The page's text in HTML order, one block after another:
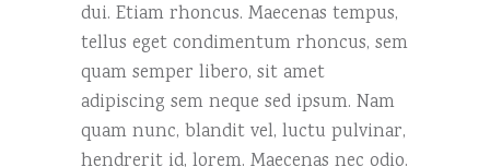
dui. Etiam rhoncus. Maecenas tempus,
tellus eget condimentum rhoncus, sem
quam semper libero, sit amet
adipiscing sem neque sed ipsum. Nam
quam nunc, blandit vel, luctu pulvinar,